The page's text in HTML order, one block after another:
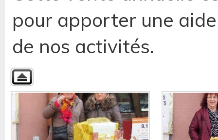
pour apporter une
de nos activités.